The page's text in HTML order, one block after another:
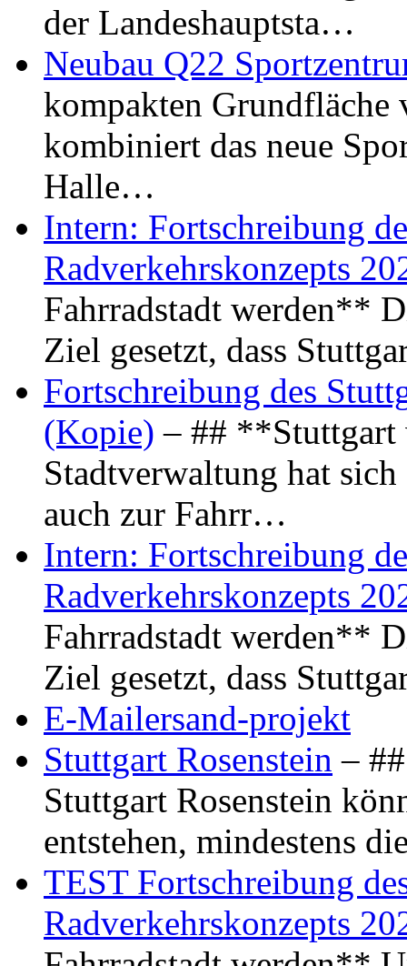
der Landeshauptsta…
Neubau Q22
kompakten Grundfläche
kombiniert das neue
Halle…
Intern: Fortschreibung
Radverkehrskonzepts
Fahrradstadt werden**
Ziel gesetzt, dass
Fortschreibung des
(Kopie) – ## **Stuttgart
Stadtverwaltung hat
auch zur Fahrr…
Intern: Fortschreibung
Radverkehrskonzepts
Fahrradstadt werden**
Ziel gesetzt, dass
E-Mailersand-projekt
Stuttgart Rosenstein –
Stuttgart Rosenstein
entstehen, mindestens
TEST Fortschreibung
Radverkehrskonzepts